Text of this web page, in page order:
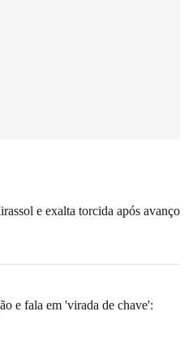
e exalta torcida após avanço
e fala em 'virada de chave':